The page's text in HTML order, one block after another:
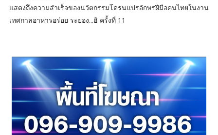
แสดงถึงความสำเร็จของนวัตกรรมโดรนแปรอักษรฝีมือคนไทยในงาน
เทศกาลอาหารอร่อย ระยอง...ฮิ ครั้งที่ 11